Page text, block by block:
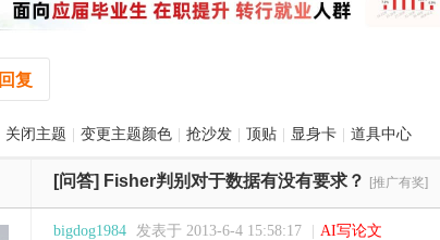
回复
关闭主题 变更主题颜色 抢沙发 顶贴 显身卡 道具中心
[问答] Fisher判别对于数据有没有要求？ [推广有奖]
bigdog1984 发表于 2013-6-4 15:58:17 AI写论文